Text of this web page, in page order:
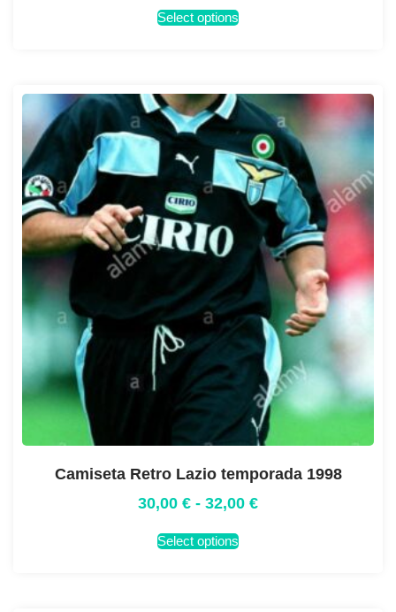
Select options
Camiseta Retro Lazio temporada 1998
30,00 € - 32,00 €
Select options